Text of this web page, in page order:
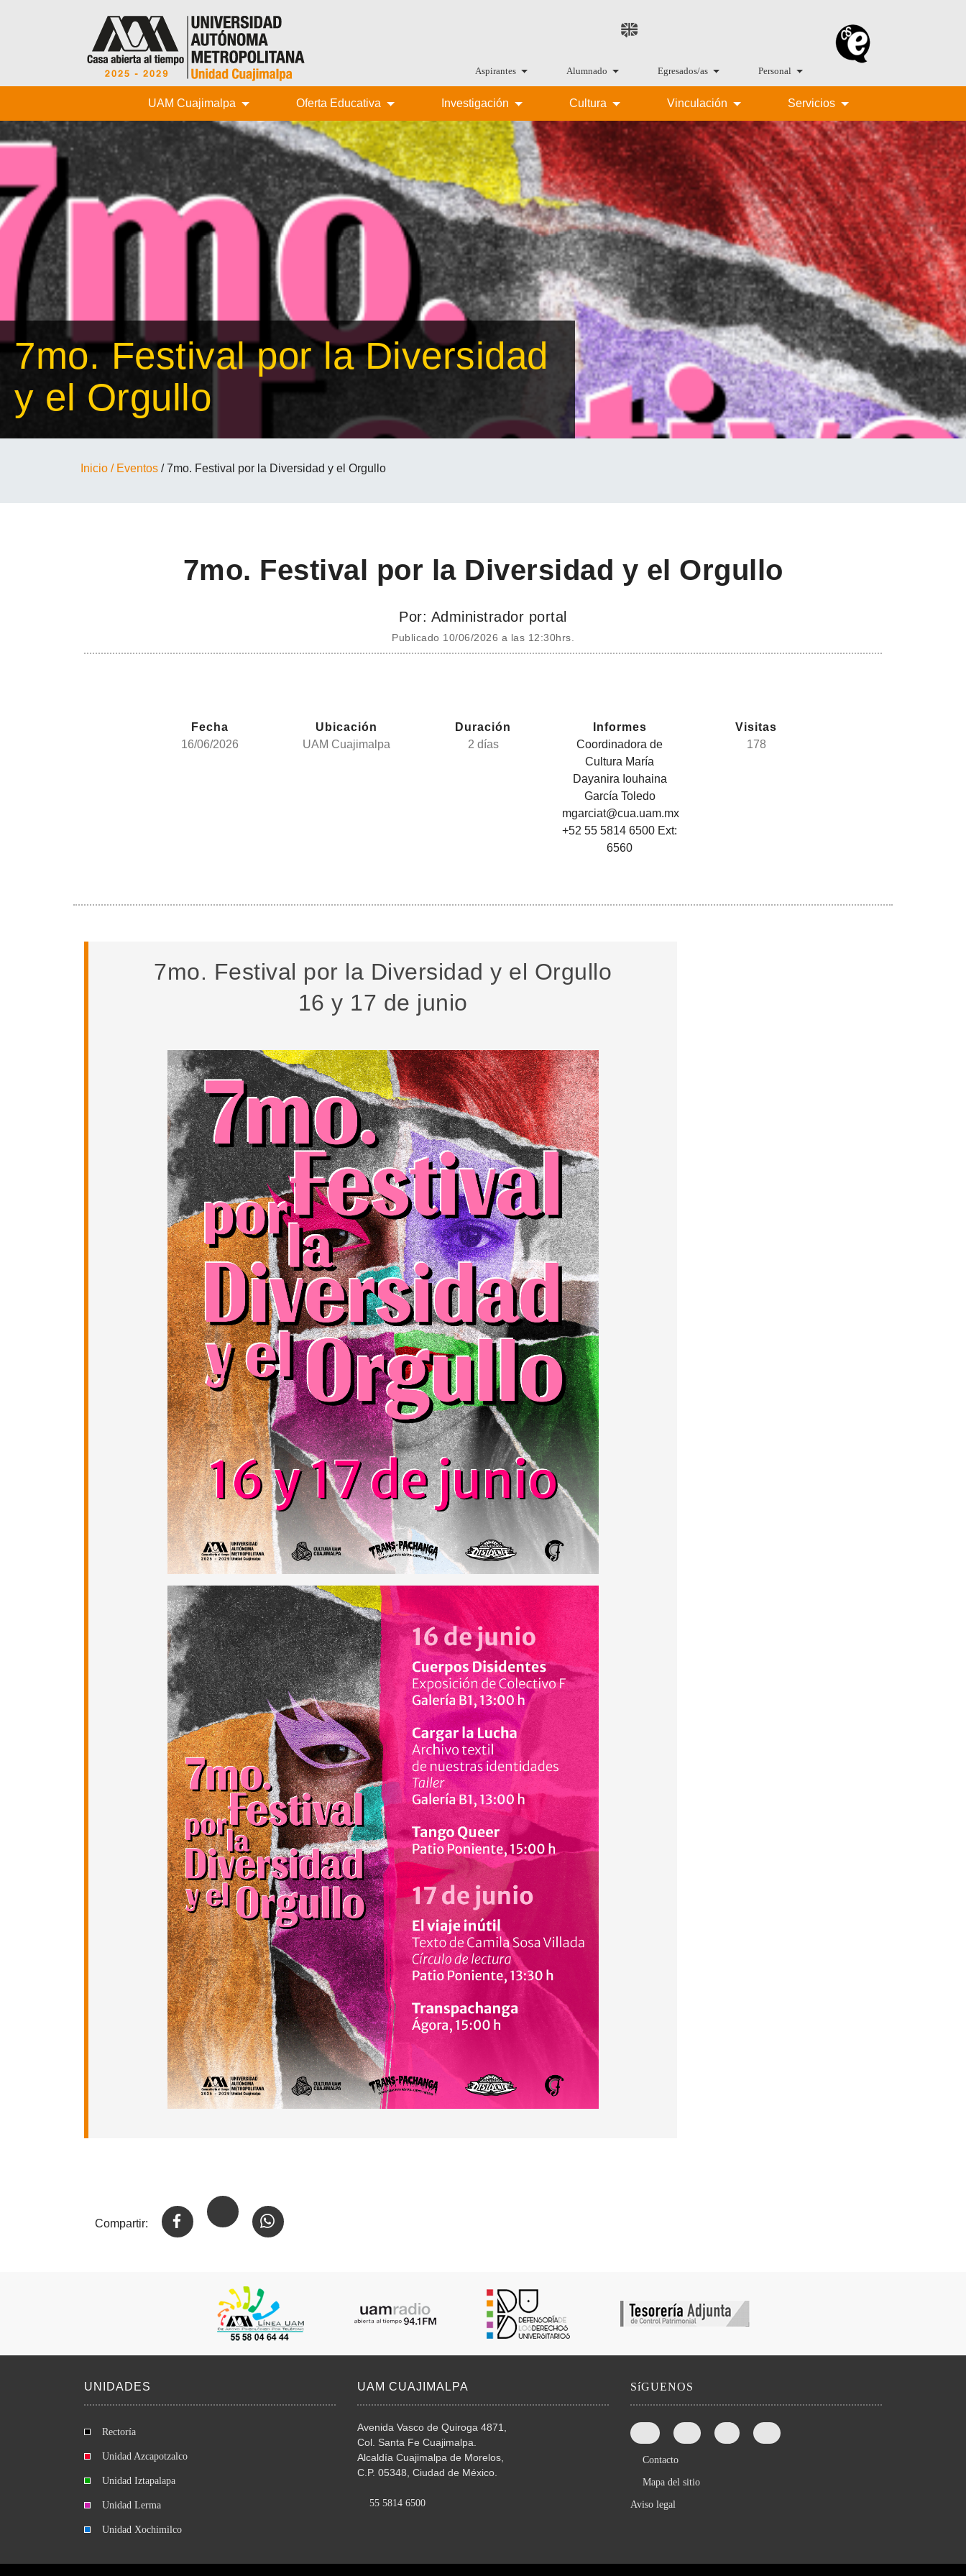
Aspirantes Alumnado Egresados/as Personal
UAM Cuajimalpa Oferta Educativa Investigación Cultura Vinculación Servicios
7mo. Festival por la Diversidad
y el Orgullo
Inicio / Eventos / 7mo. Festival por la Diversidad y el Orgullo
7mo. Festival por la Diversidad y el Orgullo
Por: Administrador portal
Publicado 10/06/2026 a las 12:30hrs.
Fecha
16/06/2026
Ubicación
UAM Cuajimalpa
Duración
2 días
Informes
Coordinadora de
Cultura María
Dayanira Iouhaina
García Toledo
mgarciat@cua.uam.mx
+52 55 5814 6500 Ext:
6560
Visitas
178
7mo. Festival por la Diversidad y el Orgullo
16 y 17 de junio
Compartir:
UNIDADES
Rectoría
Unidad Azcapotzalco
Unidad Iztapalapa
Unidad Lerma
Unidad Xochimilco
UAM CUAJIMALPA
Avenida Vasco de Quiroga 4871,
Col. Santa Fe Cuajimalpa.
Alcaldía Cuajimalpa de Morelos,
C.P. 05348, Ciudad de México.
55 5814 6500
SíGUENOS
Contacto
Mapa del sitio
Aviso legal